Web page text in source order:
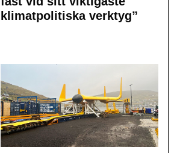
klimatpolitiska verktyg”